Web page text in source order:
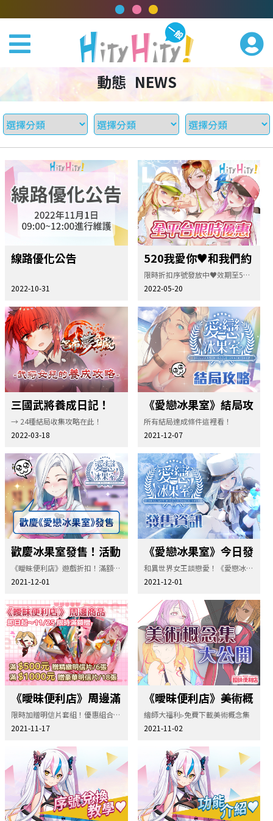
動態 NEWS
線路優化公告
2022-10-31
520我愛你♥和我們約
會吧！
限時折扣序號發放中♥效期至5月29日！
2022-05-20
三國武將養成日記！
→ 24種結局收集攻略在此！
2022-03-18
《愛戀冰果室》結局攻
略！
所有結局達成條件這裡看！
2021-12-07
歡慶冰果室發售！活動
看這邊
《曖昧便利店》遊戲折扣！滿額贈再次開跑 ~
2021-12-01
《愛戀冰果室》今日發
售！
和異世界女王談戀愛！《愛戀冰果室》中文版正式發售！
2021-12-01
《曖昧便利店》周邊滿
額贈
限時加贈明信片套組！優惠組合同步發售中！
2021-11-17
《曖昧便利店》美術概
念集公開！
繪師大福利▹免費下載美術概念集
2021-11-02